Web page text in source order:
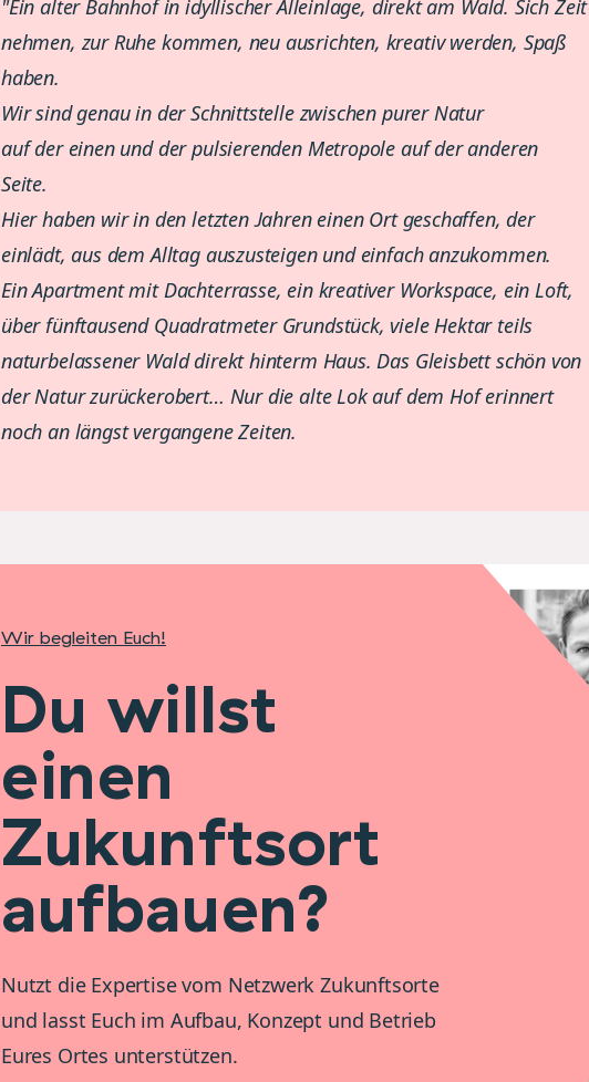
"Ein alter Bahnhof in idyllischer Alleinlage, direkt am Wald. Sich Zeit
nehmen, zur Ruhe kommen, neu ausrichten, kreativ werden, Spaß
haben.
Wir sind genau in der Schnittstelle zwischen purer Natur
auf der einen und der pulsierenden Metropole auf der anderen
Seite.
Hier haben wir in den letzten Jahren einen Ort geschaffen, der
einlädt, aus dem Alltag auszusteigen und einfach anzukommen.
Ein Apartment mit Dachterrasse, ein kreativer Workspace, ein Loft,
über fünftausend Quadratmeter Grundstück, viele Hektar teils
naturbelassener Wald direkt hinterm Haus. Das Gleisbett schön von
der Natur zurückerobert… Nur die alte Lok auf dem Hof erinnert
noch an längst vergangene Zeiten.
Wir begleiten Euch!
Du willst
einen
Zukunftsort
aufbauen?
Nutzt die Expertise vom Netzwerk Zukunftsorte
und lasst Euch im Aufbau, Konzept und Betrieb
Eures Ortes unterstützen.